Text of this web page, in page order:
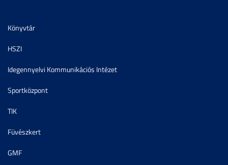
Könyvtár
HSZI
Idegennyelvi Kommunikációs Intézet
Sportközpont
TIK
Füvészkert
GMF